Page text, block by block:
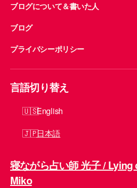
ブログについて＆書いた人
ブログ
プライバシーポリシー
言語切り替え
English
日本語
寝ながら占い師 光子 /
Miko